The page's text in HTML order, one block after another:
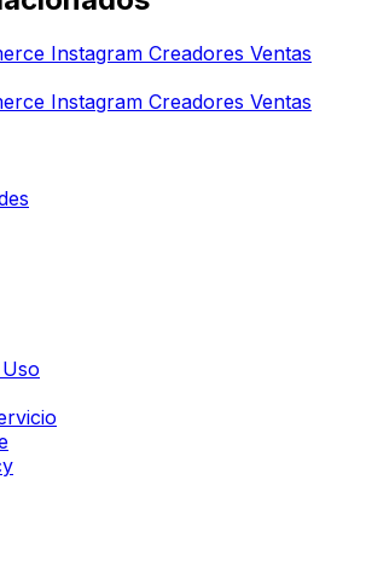
Instagram Creadores Ventas
Instagram Creadores Ventas